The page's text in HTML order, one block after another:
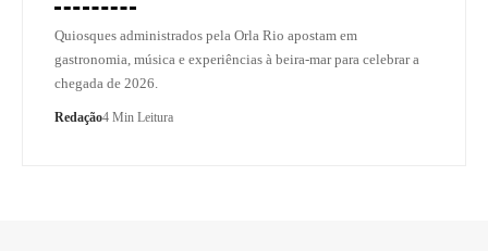
Quiosques administrados pela Orla Rio apostam em
gastronomia, música e experiências à beira-mar para celebrar a
chegada de 2026.
Redação4 Min Leitura